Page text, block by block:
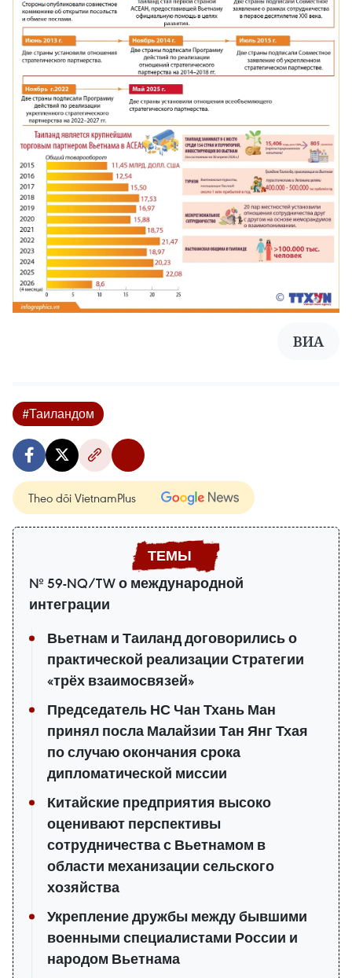
ВИА
#Таиландом
Theo dõi VietnamPlus
№ 59-NQ/TW о международной
интеграции
Вьетнам и Таиланд договорились о
практической реализации Стратегии
«трёх взаимосвязей»
Председатель НС Чан Тхань Ман
принял посла Малайзии Тан Янг Тхая
по случаю окончания срока
дипломатической миссии
Китайские предприятия высоко
оценивают перспективы
сотрудничества с Вьетнамом в
области механизации сельского
хозяйства
Укрепление дружбы между бывшими
военными специалистами России и
народом Вьетнама